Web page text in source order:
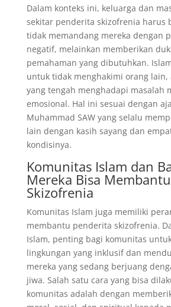
Dalam konteks ini, keluarga dan
sekitar penderita skizofrenia harus
tidak memandang mereka dengan
negatif, melainkan memberikan
pemahaman yang dibutuhkan.
untuk tidak menghakimi orang lain,
yang tengah menghadapi masalah
emosional. Hal ini sesuai dengan
Muhammad SAW yang selalu
lain dengan kasih sayang dan
kondisinya.
Komunitas Islam dan
Mereka Bisa
Skizofrenia
Komunitas Islam juga memiliki
membantu penderita skizofrenia.
Islam, penting bagi komunitas
lingkungan yang inklusif dan
mereka yang sedang berjuang
jiwa. Salah satu cara yang bisa
komunitas adalah dengan